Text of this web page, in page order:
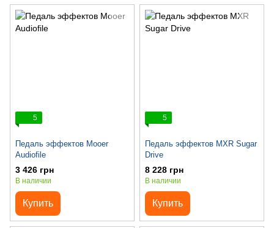
5
Педаль эффектов Mooer
Audiofile
3 426 грн
В наличии
Купить
5
Педаль эффектов MXR Sugar
Drive
8 228 грн
В наличии
Купить